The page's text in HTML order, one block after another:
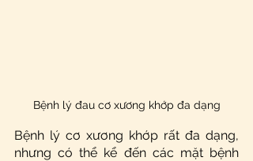
Bệnh lý đau cơ xương khớp đa dạng
Bệnh lý cơ xương khớp rất đa dạng,
nhưng có thể kể đến các mặt bệnh